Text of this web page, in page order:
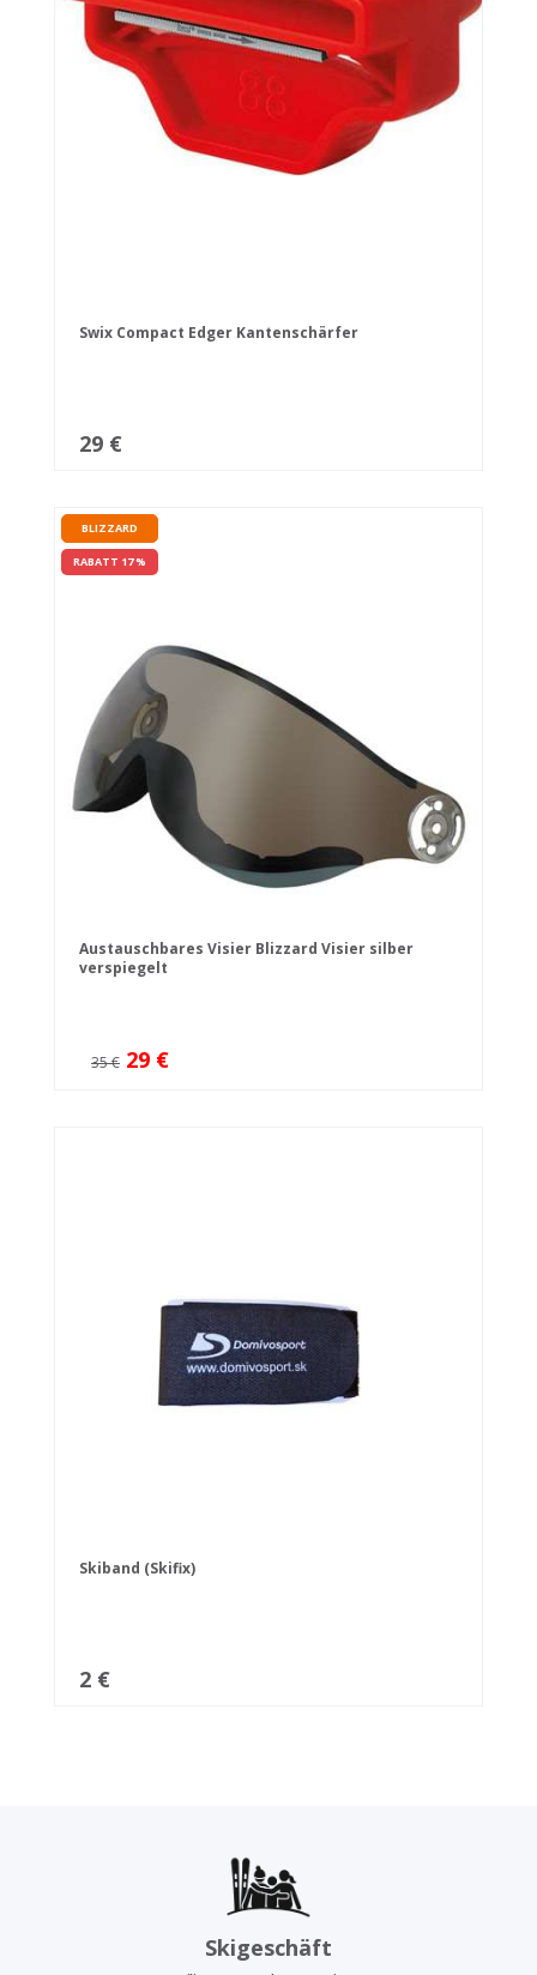
Swix Compact Edger Kantenschärfer
29 €
BLIZZARD
RABATT 17 %
Austauschbares Visier Blizzard Visier silber
verspiegelt
35 € 29 €
Skiband (Skifix)
2 €
Skigeschäft